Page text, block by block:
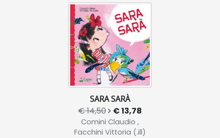
SARA SARÀ
€ 14,50 € 13,78
Comini Claudio ,
Facchini Vittoria (.ill)